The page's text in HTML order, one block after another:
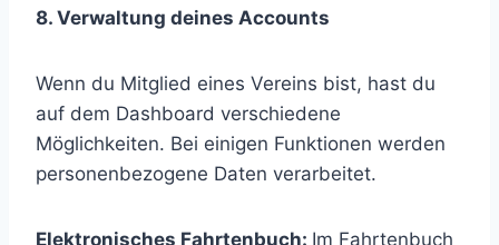
8. Verwaltung deines Accounts
Wenn du Mitglied eines Vereins bist, hast du
auf dem Dashboard verschiedene
Möglichkeiten. Bei einigen Funktionen werden
personenbezogene Daten verarbeitet.
Elektronisches Fahrtenbuch: Im Fahrtenbuch